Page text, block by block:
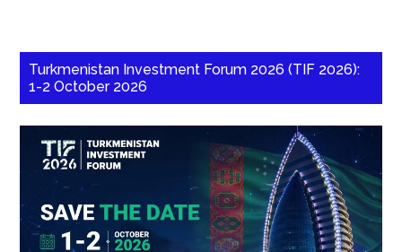
Turkmenistan Investment Forum 2026 (TIF 2026):
1-2 October 2026